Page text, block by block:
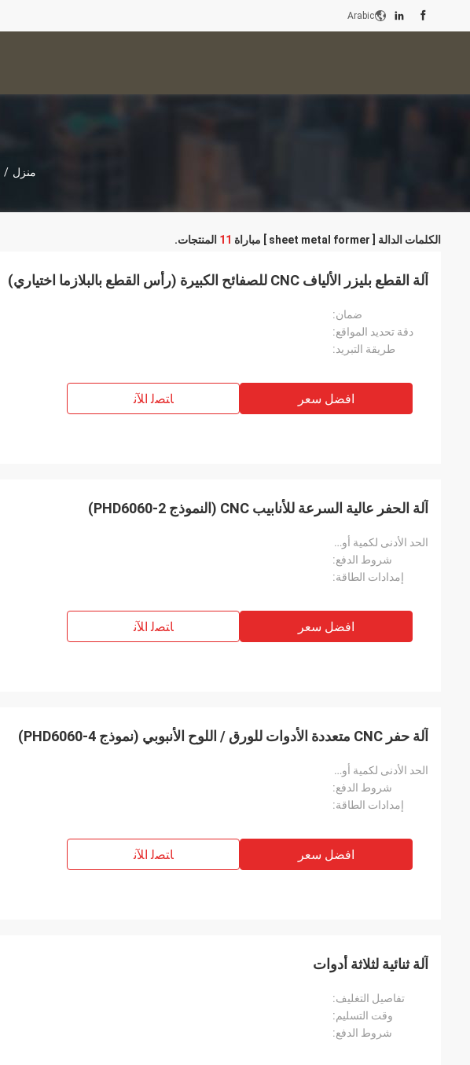
Arabic
منزل /
الكلمات الدالة [ sheet metal former ] مباراة 11 المنتجات.
آلة القطع بليزر الألياف CNC للصفائح الكبيرة (رأس القطع بالبلازما اختياري)
ضمان:
دقة تحديد المواقع:
طريقة التبريد:
افضل سعر ﺎﺘﺼﻟ ﺍﻶﻧ
آلة الحفر عالية السرعة للأنابيب CNC (النموذج PHD6060-2)
الحد الأدنى لكمية أويدر:
شروط الدفع:
إمدادات الطاقة:
افضل سعر ﺎﺘﺼﻟ ﺍﻶﻧ
آلة حفر CNC متعددة الأدوات للورق / اللوح الأنبوبي (نموذج PHD6060-4)
الحد الأدنى لكمية أويدر:
شروط الدفع:
إمدادات الطاقة:
افضل سعر ﺎﺘﺼﻟ ﺍﻶﻧ
آلة ثنائية لثلاثة أدوات
تفاصيل التغليف:
وقت التسليم:
شروط الدفع: